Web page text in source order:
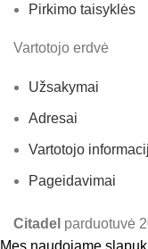
Pirkimo taisyklės
Vartotojo erdvė
Užsakymai
Adresai
Vartotojo
Pageidavimai
Citadel parduotuvė
Mes naudojame